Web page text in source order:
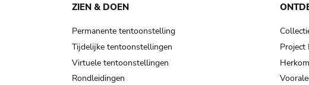
ZIEN & DOEN
Permanente tentoonstelling
Tijdelijke tentoonstellingen
Virtuele tentoonstellingen
Rondleidingen
Project